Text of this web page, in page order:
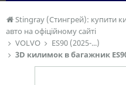
Stingray (Стингрей): купити
авто на офіційному сайті
VOLVO
ES90 (2025-...)
3D килимок в багажник